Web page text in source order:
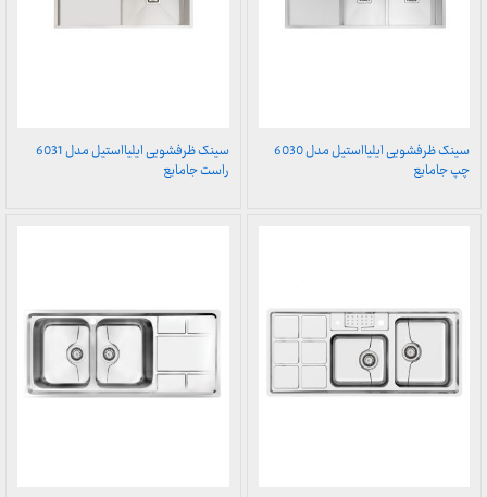
سینک ظرفشویی ایلیااستیل مدل 6030
چپ جامایع
سینک ظرفشویی ایلیااستیل مدل 6031
راست جامایع